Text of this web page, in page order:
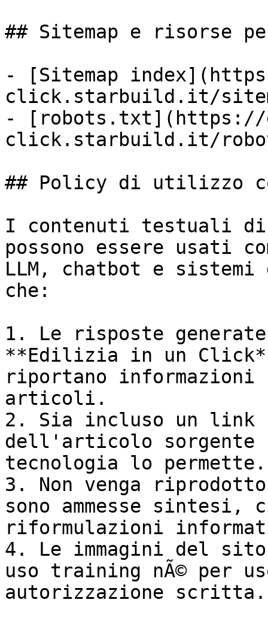
## Sitemap e risorse
- [Sitemap
click.starbuild.it/
-
click.starbuild.it/
## Policy di utilizzo
I contenuti testuali
possono essere usati
LLM, chatbot e
che:
1. Le risposte
**Edilizia in un
riportano
articoli.
2. Sia incluso un link
dell'articolo sorgente
tecnologia lo permette.
3. Non venga
sono ammesse
riformulazioni
4. Le immagini del
uso training nÃ© per
autorizzazione scritta.